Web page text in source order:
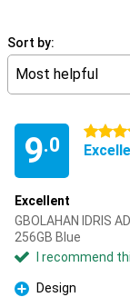
Sort by:
Most helpful
9.0
4.5
Excellent
GBOLAHAN IDRIS
256GB Blue
I recommend
Pro
Design